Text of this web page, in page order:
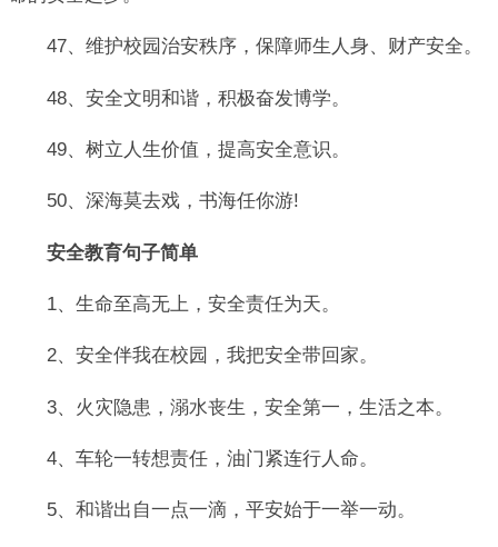
47、维护校园治安秩序，保障师生人身、财产安全。
48、安全文明和谐，积极奋发博学。
49、树立人生价值，提高安全意识。
50、深海莫去戏，书海任你游!
安全教育句子简单
1、生命至高无上，安全责任为天。
2、安全伴我在校园，我把安全带回家。
3、火灾隐患，溺水丧生，安全第一，生活之本。
4、车轮一转想责任，油门紧连行人命。
5、和谐出自一点一滴，平安始于一举一动。